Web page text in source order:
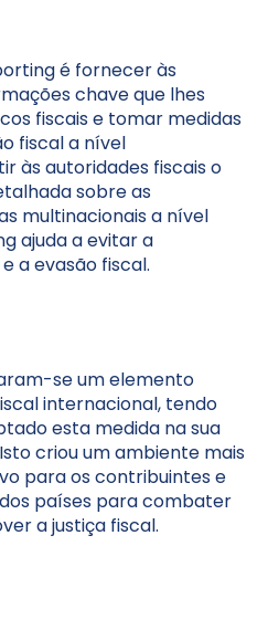
é fornecer às
chave que lhes
fiscais e tomar medidas
fiscal a nível
às autoridades fiscais o
sobre as
multinacionais a nível
ajuda a evitar a
a evasão fiscal.
se um elemento
internacional, tendo
esta medida na sua
criou um ambiente mais
para os contribuintes e
países para combater
a justiça fiscal.